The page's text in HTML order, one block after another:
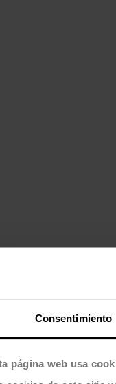
Consentimiento
página web usa